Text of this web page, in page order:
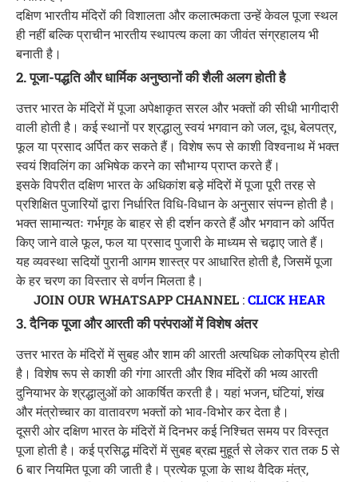
दक्षिण भारतीय मंदिरों की विशालता और कलात्मकता उन्हें केवल पूजा स्थल
ही नहीं बल्कि प्राचीन भारतीय स्थापत्य कला का जीवंत संग्रहालय भी
बनाती है।
2. पूजा-पद्धति और धार्मिक अनुष्ठानों की शैली अलग होती है
उत्तर भारत के मंदिरों में पूजा अपेक्षाकृत सरल और भक्तों की सीधी भागीदारी
वाली होती है। कई स्थानों पर श्रद्धालु स्वयं भगवान को जल, दूध, बेलपत्र,
फूल या प्रसाद अर्पित कर सकते हैं। विशेष रूप से काशी विश्वनाथ में भक्त
स्वयं शिवलिंग का अभिषेक करने का सौभाग्य प्राप्त करते हैं।
इसके विपरीत दक्षिण भारत के अधिकांश बड़े मंदिरों में पूजा पूरी तरह से
प्रशिक्षित पुजारियों द्वारा निर्धारित विधि-विधान के अनुसार संपन्न होती है।
भक्त सामान्यतः गर्भगृह के बाहर से ही दर्शन करते हैं और भगवान को अर्पित
किए जाने वाले फूल, फल या प्रसाद पुजारी के माध्यम से चढ़ाए जाते हैं।
यह व्यवस्था सदियों पुरानी आगम शास्त्र पर आधारित होती है, जिसमें पूजा
के हर चरण का विस्तार से वर्णन मिलता है।
JOIN OUR WHATSAPP CHANNEL:CLICK HEAR
3. दैनिक पूजा और आरती की परंपराओं में विशेष अंतर
उत्तर भारत के मंदिरों में सुबह और शाम की आरती अत्यधिक लोकप्रिय होती
है। विशेष रूप से काशी की गंगा आरती और शिव मंदिरों की भव्य आरती
दुनियाभर के श्रद्धालुओं को आकर्षित करती है। यहां भजन, घंटियां, शंख
और मंत्रोच्चार का वातावरण भक्तों को भाव-विभोर कर देता है।
दूसरी ओर दक्षिण भारत के मंदिरों में दिनभर कई निश्चित समय पर विस्तृत
पूजा होती है। कई प्रसिद्ध मंदिरों में सुबह ब्रह्म मुहूर्त से लेकर रात तक 5 से
6 बार नियमित पूजा की जाती है। प्रत्येक पूजा के साथ वैदिक मंत्र,